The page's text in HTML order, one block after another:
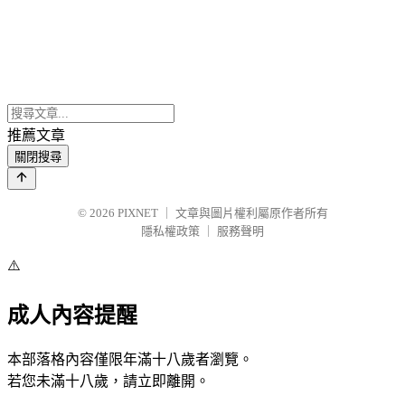
推薦文章
關閉搜尋
© 2026 PIXNET
文章與圖片權利屬原作者所有
隱私權政策
服務聲明
⚠️
成人內容提醒
本部落格內容僅限年滿十八歲者瀏覽。
若您未滿十八歲，請立即離開。